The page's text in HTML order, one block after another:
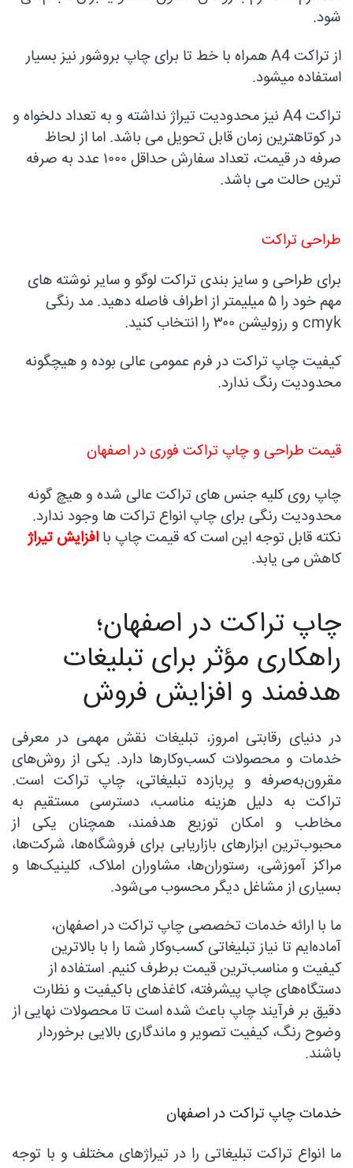
شود.
از تراکت A4 همراه با خط تا برای چاپ بروشور نیز بسیار
استفاده میشود.
تراکت A4 نیز محدودیت تیراژ نداشته و به تعداد دلخواه و
در کوتاهترین زمان قابل تحویل می باشد. اما از لحاظ
صرفه در قیمت، تعداد سفارش حداقل ۱۰۰۰ عدد به صرفه
ترین حالت می باشد.
طراحی تراکت
برای طراحی و سایز بندی تراکت لوگو و سایر نوشته های
مهم خود را ۵ میلیمتر از اطراف فاصله دهید. مد رنگی
cmyk و رزولیشن ۳۰۰ را انتخاب کنید.
کیفیت چاپ تراکت در فرم عمومی عالی بوده و هیچگونه
محدودیت رنگ ندارد.
قیمت طراحی و چاپ تراکت فوری در اصفهان
چاپ روی کلیه جنس های تراکت عالی شده و هیچ گونه
محدودیت رنگی برای چاپ انواع تراکت ها وجود ندارد.
نکته قابل توجه این است که قیمت چاپ باافزایش تیراژ
کاهش می یابد.
چاپ تراکت در اصفهان؛
راهکاری مؤثر برای تبلیغات
هدفمند و افزایش فروش
در دنیای رقابتی امروز، تبلیغات نقش مهمی در معرفی
خدمات و محصولات کسب‌وکارها دارد. یکی از روش‌های
مقرون‌به‌صرفه و پربازده تبلیغاتی، چاپ تراکت است.
تراکت به دلیل هزینه مناسب، دسترسی مستقیم به
مخاطب و امکان توزیع هدفمند، همچنان یکی از
محبوب‌ترین ابزارهای بازاریابی برای فروشگاه‌ها، شرکت‌ها،
مراکز آموزشی، رستوران‌ها، مشاوران املاک، کلینیک‌ها و
بسیاری از مشاغل دیگر محسوب می‌شود.
ما با ارائه خدمات تخصصی چاپ تراکت در اصفهان،
آماده‌ایم تا نیاز تبلیغاتی کسب‌وکار شما را با بالاترین
کیفیت و مناسب‌ترین قیمت برطرف کنیم. استفاده از
دستگاه‌های چاپ پیشرفته، کاغذهای باکیفیت و نظارت
دقیق بر فرآیند چاپ باعث شده است تا محصولات نهایی از
وضوح رنگ، کیفیت تصویر و ماندگاری بالایی برخوردار
باشند.
خدمات چاپ تراکت در اصفهان
ما انواع تراکت تبلیغاتی را در تیراژهای مختلف و با توجه